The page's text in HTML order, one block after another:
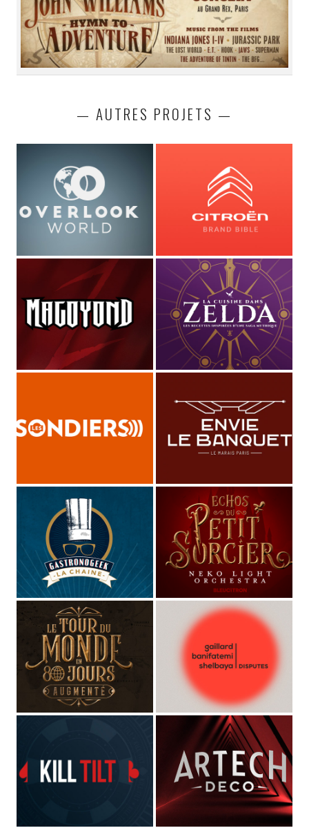
— AUTRES PROJETS —
STUDIO MAGO
Directeur Artistique
graphiste pluridisciplinaire
(spécialisé dans les cultures de l'imaginaire depuis plus de
10 ans), Voix offetcomédien
de fictions sonores et séries
audio, Musicien dans les groupesMAGOYOND&Le